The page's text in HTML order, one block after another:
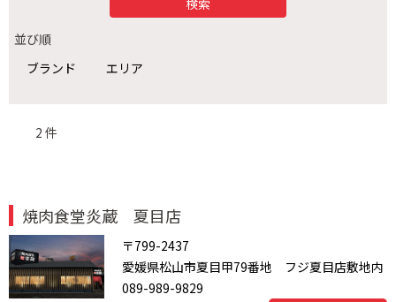
並び順
ブランド
エリア
2 件
焼肉食堂炎蔵 夏目店
〒799-2437
愛媛県松山市夏目甲79番地 フジ夏目店敷地内
089-989-9829